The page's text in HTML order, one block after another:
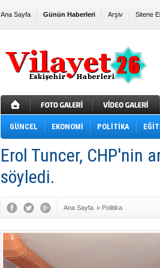
Ana Sayfa Günün Haberleri Arşiv Sitene
GÜNCEL EKONOMİ POLİTİKA
Erol Tuncer, CHP'nin
söyledi.
Ana Sayfa » Politika